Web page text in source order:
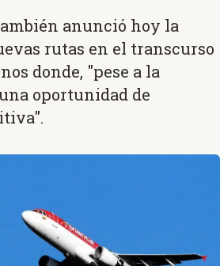
anunció hoy la
rutas en el transcurso
donde, "pese a la
oportunidad de